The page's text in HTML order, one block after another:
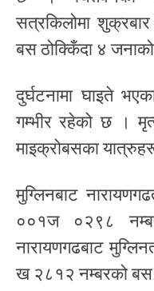
सत्रकिलोमा
बस ठोक्किँदा ४
दुर्घटनामा घाइते
गम्भीर रहेको छ ।
माइक्रोबसका
मुग्लिनबाट
००१ज ०२९८
नारायणगढबाट
ख २८१२ नम्बरको बस